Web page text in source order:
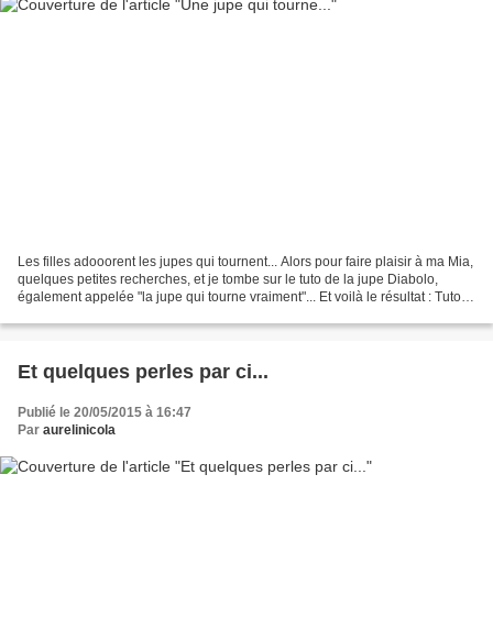
Les filles adooorent les jupes qui tournent... Alors pour faire plaisir à ma Mia,
quelques petites recherches, et je tombe sur le tuto de la jupe Diabolo,
également appelée "la jupe qui tourne vraiment"... Et voilà le résultat : Tuto
Et quelques perles par ci...
Publié le 20/05/2015 à 16:47
Par aurelinicola